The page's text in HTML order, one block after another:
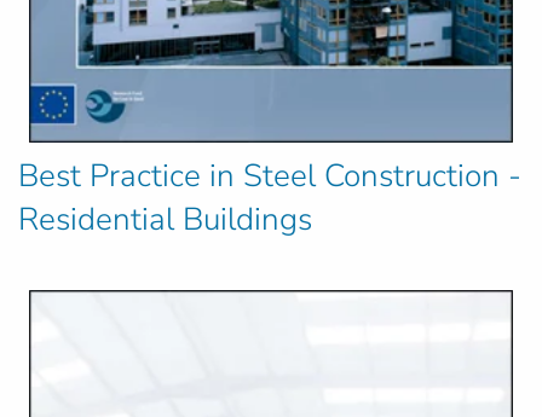
Best Practice in Steel Construction -
Residential Buildings